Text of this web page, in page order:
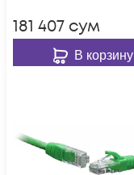
181 407 сум
В корзину